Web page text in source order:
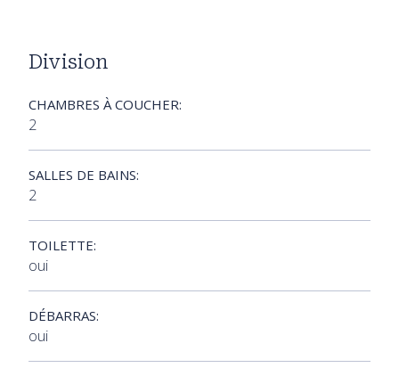
Division
CHAMBRES À COUCHER:
2
SALLES DE BAINS:
2
TOILETTE:
oui
DÉBARRAS:
oui